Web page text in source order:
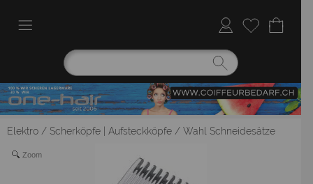
Elektro / Scherköpfe | Aufsteckköpfe / Wahl Schneidesätze
Zoom